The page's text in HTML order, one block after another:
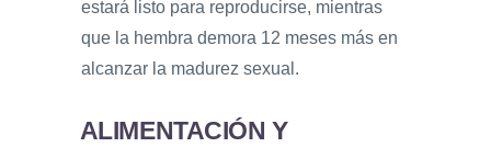
estará listo para reproducirse, mientras
que la hembra demora 12 meses más en
alcanzar la madurez sexual.
ALIMENTACIÓN Y